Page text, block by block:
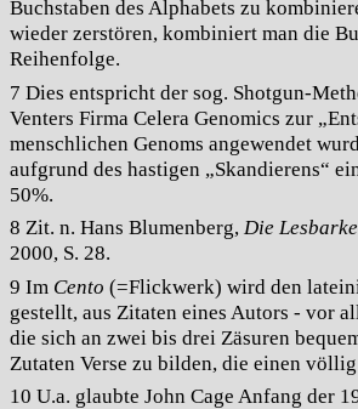
Buchstaben des Alphabets zu
wieder zerstören, kombiniert man die
Reihenfolge.
7 Dies entspricht der sog. Shotgun-
Venters Firma Celera Genomics zur
menschlichen Genoms angewendet
aufgrund des hastigen „Skandierens“
50%.
8 Zit. n. Hans Blumenberg, Die
2000, S. 28.
9 Im Cento (=Flickwerk) wird den
gestellt, aus Zitaten eines Autors - vor
die sich an zwei bis drei Zäsuren
Zutaten Verse zu bilden, die einen
10 U.a. glaubte John Cage Anfang der